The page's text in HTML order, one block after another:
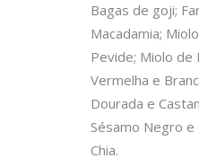
Bagas de goji;
Macadamia;
Pevide; Miolo de
Vermelha e
Dourada e
Sésamo Negro
Chia.